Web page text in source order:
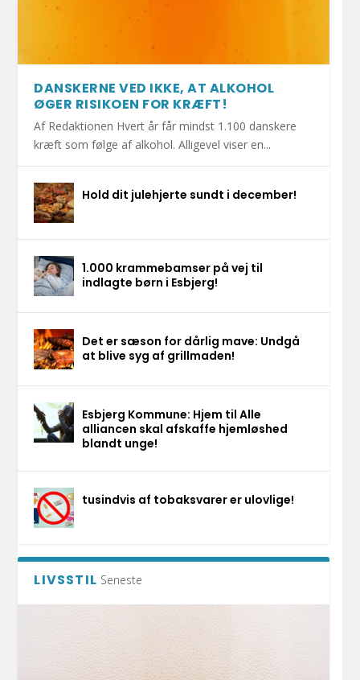
DANSKERNE VED IKKE, AT ALKOHOL
ØGER RISIKOEN FOR KRÆFT!
Af Redaktionen Hvert år får mindst 1.100 danskere
kræft som følge af alkohol. Alligevel viser en...
Hold dit julehjerte sundt i december!
1.000 krammebamser på vej til
indlagte børn i Esbjerg!
Det er sæson for dårlig mave: Undgå
at blive syg af grillmaden!
Esbjerg Kommune: Hjem til Alle
alliancen skal afskaffe hjemløshed
blandt unge!
tusindvis af tobaksvarer er ulovlige!
LIVSSTIL Seneste